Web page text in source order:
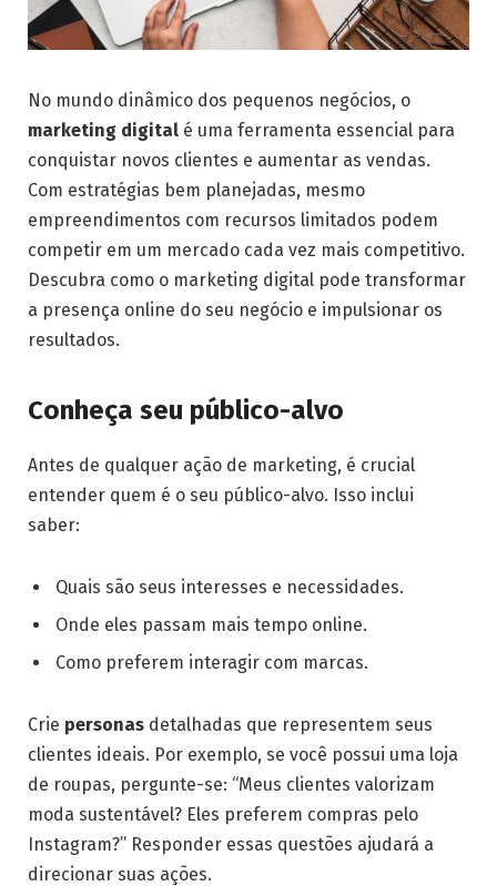
No mundo dinâmico dos pequenos negócios, o
marketing digital é uma ferramenta essencial para
conquistar novos clientes e aumentar as vendas.
Com estratégias bem planejadas, mesmo
empreendimentos com recursos limitados podem
competir em um mercado cada vez mais competitivo.
Descubra como o marketing digital pode transformar
a presença online do seu negócio e impulsionar os
resultados.
Conheça seu público-alvo
Antes de qualquer ação de marketing, é crucial
entender quem é o seu público-alvo. Isso inclui
saber:
Quais são seus interesses e necessidades.
Onde eles passam mais tempo online.
Como preferem interagir com marcas.
Crie personas detalhadas que representem seus
clientes ideais. Por exemplo, se você possui uma loja
de roupas, pergunte-se: “Meus clientes valorizam
moda sustentável? Eles preferem compras pelo
Instagram?” Responder essas questões ajudará a
direcionar suas ações.